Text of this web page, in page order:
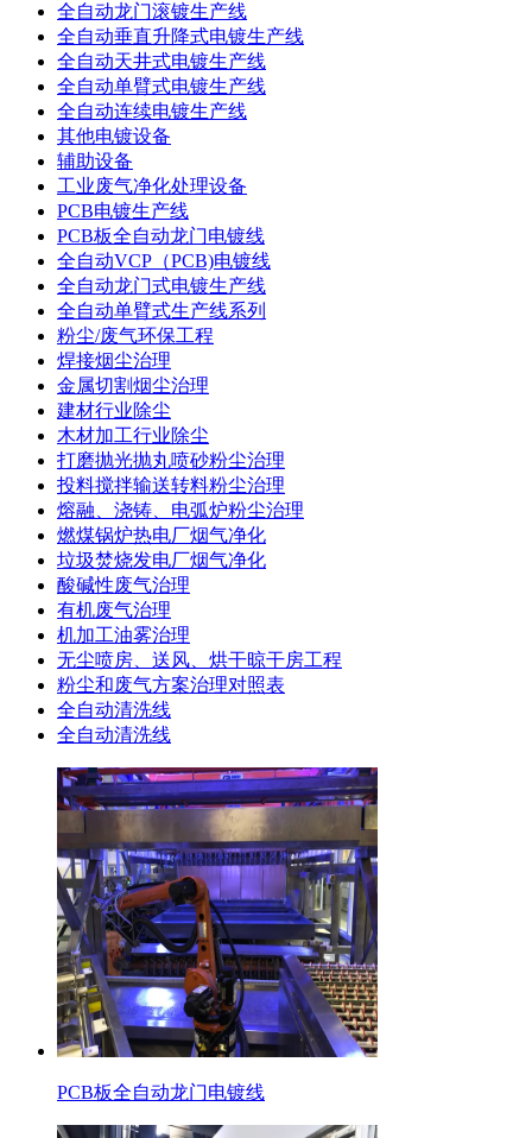
全自动龙门滚镀生产线
全自动垂直升降式电镀生产线
全自动天井式电镀生产线
全自动单臂式电镀生产线
全自动连续电镀生产线
其他电镀设备
辅助设备
工业废气净化处理设备
PCB电镀生产线
PCB板全自动龙门电镀线
全自动VCP（PCB)电镀线
全自动龙门式电镀生产线
全自动单臂式生产线系列
粉尘/废气环保工程
焊接烟尘治理
金属切割烟尘治理
建材行业除尘
木材加工行业除尘
打磨抛光抛丸喷砂粉尘治理
投料搅拌输送转料粉尘治理
熔融、浇铸、电弧炉粉尘治理
燃煤锅炉热电厂烟气净化
垃圾焚烧发电厂烟气净化
酸碱性废气治理
有机废气治理
机加工油雾治理
无尘喷房、送风、烘干晾干房工程
粉尘和废气方案治理对照表
全自动清洗线
全自动清洗线
PCB板全自动龙门电镀线